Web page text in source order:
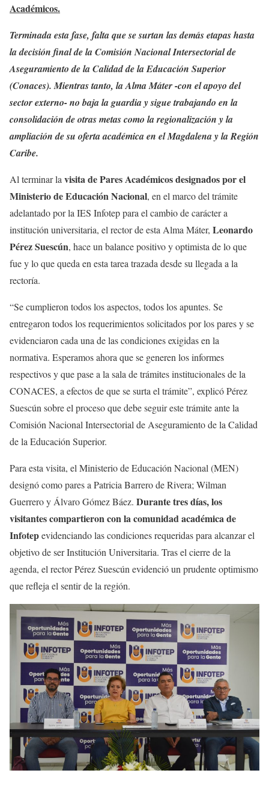
Académicos.
Terminada esta fase, falta que se surtan las demás etapas hasta
la decisión final de la Comisión Nacional Intersectorial de
Aseguramiento de la Calidad de la Educación Superior
(Conaces). Mientras tanto, la Alma Máter -con el apoyo del
sector externo- no baja la guardia y sigue trabajando en la
consolidación de otras metas como la regionalización y la
ampliación de su oferta académica en el Magdalena y la Región
Caribe.
Al terminar la visita de Pares Académicos designados por el
Ministerio de Educación Nacional, en el marco del trámite
adelantado por la IES Infotep para el cambio de carácter a
institución universitaria, el rector de esta Alma Máter, Leonardo
Pérez Suescún, hace un balance positivo y optimista de lo que
fue y lo que queda en esta tarea trazada desde su llegada a la
rectoría.
“Se cumplieron todos los aspectos, todos los apuntes. Se
entregaron todos los requerimientos solicitados por los pares y se
evidenciaron cada una de las condiciones exigidas en la
normativa. Esperamos ahora que se generen los informes
respectivos y que pase a la sala de trámites institucionales de la
CONACES, a efectos de que se surta el trámite”, explicó Pérez
Suescún sobre el proceso que debe seguir este trámite ante la
Comisión Nacional Intersectorial de Aseguramiento de la Calidad
de la Educación Superior.
Para esta visita, el Ministerio de Educación Nacional (MEN)
designó como pares a Patricia Barrero de Rivera; Wilman
Guerrero y Álvaro Gómez Báez. Durante tres días, los
visitantes compartieron con la comunidad académica de
Infotepevidenciando las condiciones requeridas para alcanzar el
objetivo de ser Institución Universitaria. Tras el cierre de la
agenda, el rector Pérez Suescún evidenció un prudente optimismo
que refleja el sentir de la región.